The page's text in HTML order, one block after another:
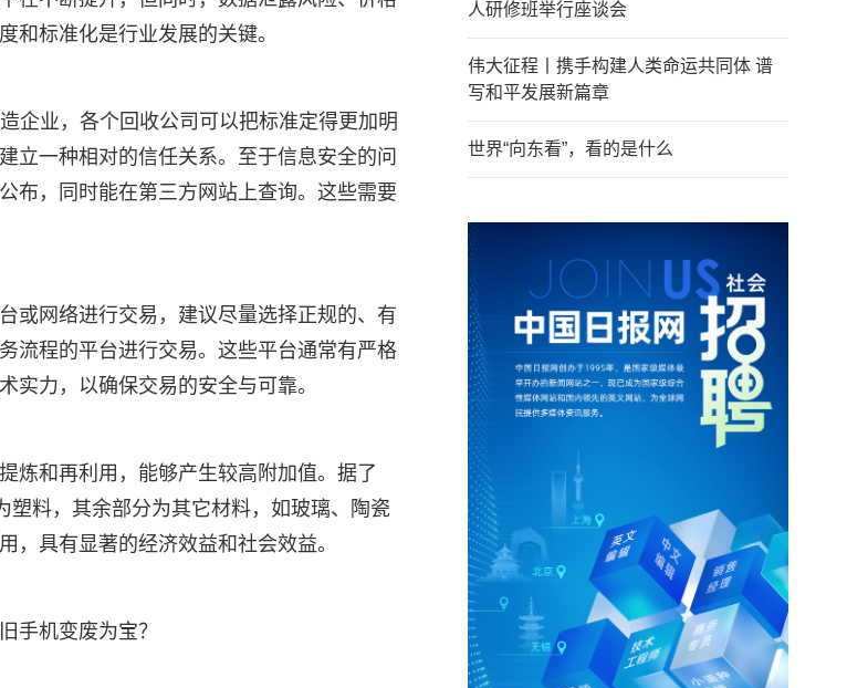
和标准化是行业发展的关键。
企业，各个回收公司可以把标准定得更加明
立一种相对的信任关系。至于信息安全的问
布，同时能在第三方网站上查询。这些需要
或网络进行交易，建议尽量选择正规的、有
流程的平台进行交易。这些平台通常有严格
实力，以确保交易的安全与可靠。
炼和再利用，能够产生较高附加值。据了
料，其余部分为其它材料，如玻璃、陶瓷
，具有显著的经济效益和社会效益。
手机变废为宝？
人研修班举行座谈会
伟大征程丨携手构建人类命运共同体 谱
写和平发展新篇章
世界“向东看”，看的是什么